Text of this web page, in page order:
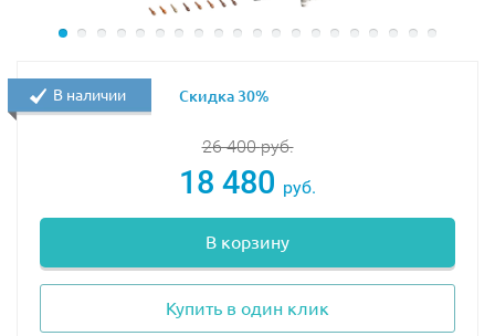
26 400руб.
18 480 руб.
В корзину
Купить в один клик
В наличии Скидка 30%